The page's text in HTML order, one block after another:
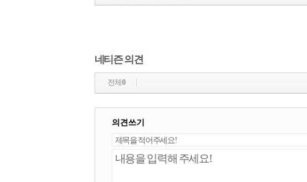
네티즌 의견
전체0
의견쓰기